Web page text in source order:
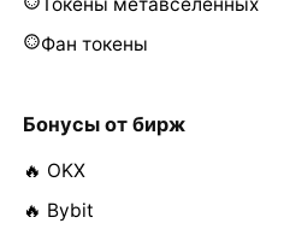
Фан токены
Бонусы от бирж
🔥 OKX
🔥 Bybit